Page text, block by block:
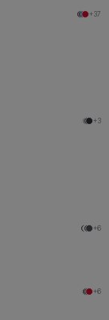
+37
+3
+6
+6